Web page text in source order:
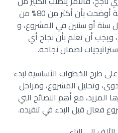
الجهد والموارد، حيث أن الدراسة أوضحت بأن أكثر من 80% من
سنة أو سنتين في المشروع، و
ويجب أن تعلم بأن نجاح أي
لضمان نجاحه.
طرح الخطوات الأساسية لبدء
وتحليل المشروع، ومراحل
المزيد، مع أهم النصائح التي
فعال قبل البدء في تنفيذه.